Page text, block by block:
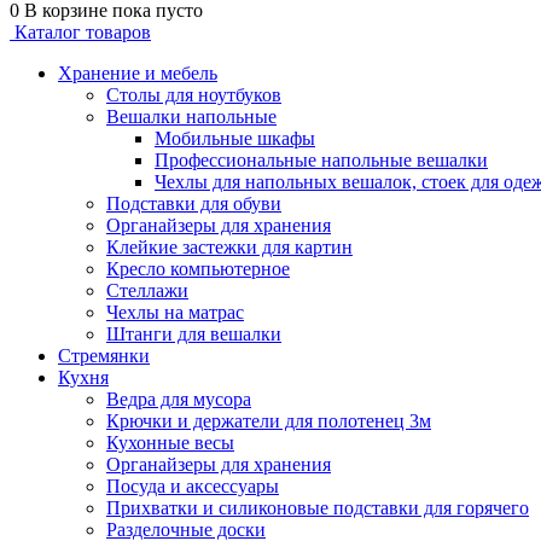
0 В корзине пока пусто
Каталог товаров
Хранение и мебель
Столы для ноутбуков
Вешалки напольные
Мобильные шкафы
Профессиональные напольные вешалки
Чехлы для напольных вешалок, стоек для
Подставки для обуви
Органайзеры для хранения
Клейкие застежки для картин
Кресло компьютерное
Стеллажи
Чехлы на матрас
Штанги для вешалки
Стремянки
Кухня
Ведра для мусора
Крючки и держатели для полотенец 3м
Кухонные весы
Органайзеры для хранения
Посуда и аксессуары
Прихватки и силиконовые подставки для горячего
Разделочные доски